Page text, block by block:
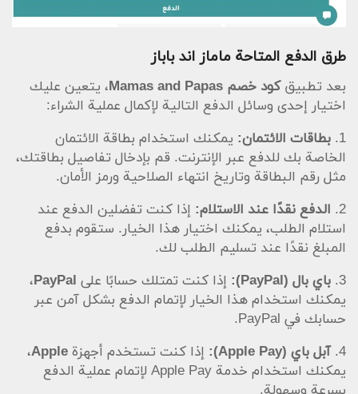
طرق الدفع المتاحة ماماز اند باباز
بعد تطبيقكود خصم Mamas and Papas
، يتعين عليك
اختيار إحدى وسائل الدفع التالية لإكمال عملية الشراء:
1. بطاقات الائتمان: يمكنك استخدام بطاقة الائتمان
الخاصة بك للدفع عبر الإنترنت. قم بإدخال تفاصيل بطاقتك،
مثل رقم البطاقة وتاريخ انتهاء الصلاحية ورمز الأمان.
2. الدفع نقدًا عند الاستلام: إذا كنت تفضلين الدفع عند
استلام الطلب، يمكنك اختيار هذا الخيار. ستقوم بدفع
المبلغ نقدًا عند تسليم الطلب لك.
3. باي بال (PayPal): إذا كنت تمتلك حسابًا على PayPal،
يمكنك استخدام هذا الخيار لإتمام الدفع بشكل آمن عبر
حسابك في PayPal.
4. آبل باي (Apple Pay): إذا كنت تستخدم أجهزة Apple،
يمكنك استخدام خدمة Apple Pay لإتمام عملية الدفع